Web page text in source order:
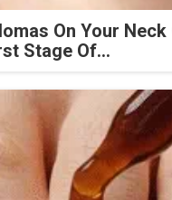
On Your
Stage Of...